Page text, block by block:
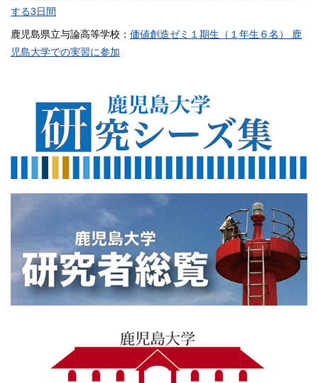
する3日間
鹿児島県立与論高等学校： 価値創造ゼミ１期生（１年生６名） 鹿
児島大学での実習に参加